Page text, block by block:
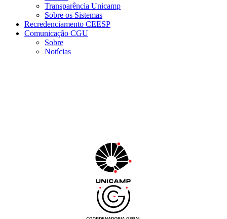
Transparência Unicamp
Sobre os Sistemas
Recredenciamento CEESP
Comunicação CGU
Sobre
Notícias